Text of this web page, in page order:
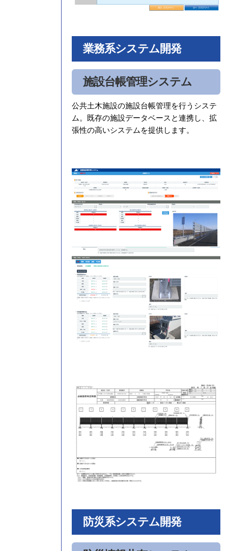
業務系システム開発
施設台帳管理システム
公共土木施設の施設台帳管理を行うシステ
ム。既存の施設データベースと連携し、拡
張性の高いシステムを提供します。
防災系システム開発